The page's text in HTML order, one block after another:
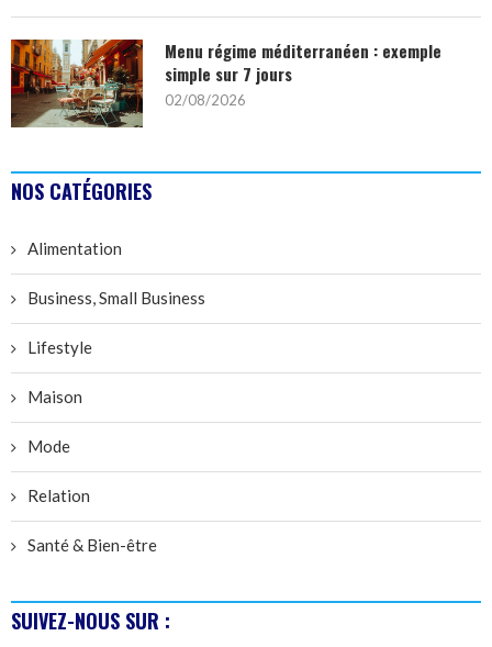
Menu régime méditerranéen : exemple
simple sur 7 jours
02/08/2026
NOS CATÉGORIES
Alimentation
Business, Small Business
Lifestyle
Maison
Mode
Relation
Santé & Bien-être
SUIVEZ-NOUS SUR :